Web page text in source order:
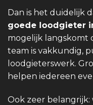
Dan is het duidelijk
goede loodgieter
mogelijk langskomt
team is vakkundig,
loodgieterswerk.
helpen iedereen
Ook zeer